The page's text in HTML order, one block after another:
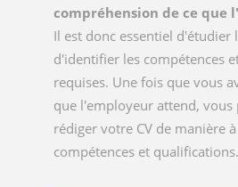
compréhension de ce que
Il est donc essentiel
d'identifier les compétences
requises. Une fois que vous
que l'employeur attend, vous
rédiger votre CV de manière
compétences et qualifications.